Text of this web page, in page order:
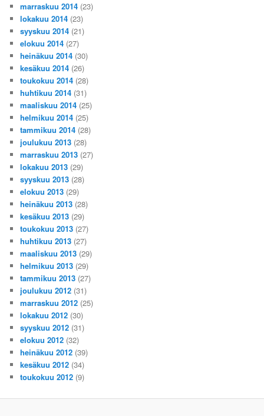
marraskuu 2014 (23)
lokakuu 2014 (23)
syyskuu 2014 (21)
elokuu 2014 (27)
heinäkuu 2014 (30)
kesäkuu 2014 (26)
toukokuu 2014 (28)
huhtikuu 2014 (31)
maaliskuu 2014 (25)
helmikuu 2014 (25)
tammikuu 2014 (28)
joulukuu 2013 (28)
marraskuu 2013 (27)
lokakuu 2013 (29)
syyskuu 2013 (28)
elokuu 2013 (29)
heinäkuu 2013 (28)
kesäkuu 2013 (29)
toukokuu 2013 (27)
huhtikuu 2013 (27)
maaliskuu 2013 (29)
helmikuu 2013 (29)
tammikuu 2013 (27)
joulukuu 2012 (31)
marraskuu 2012 (25)
lokakuu 2012 (30)
syyskuu 2012 (31)
elokuu 2012 (32)
heinäkuu 2012 (39)
kesäkuu 2012 (34)
toukokuu 2012 (9)